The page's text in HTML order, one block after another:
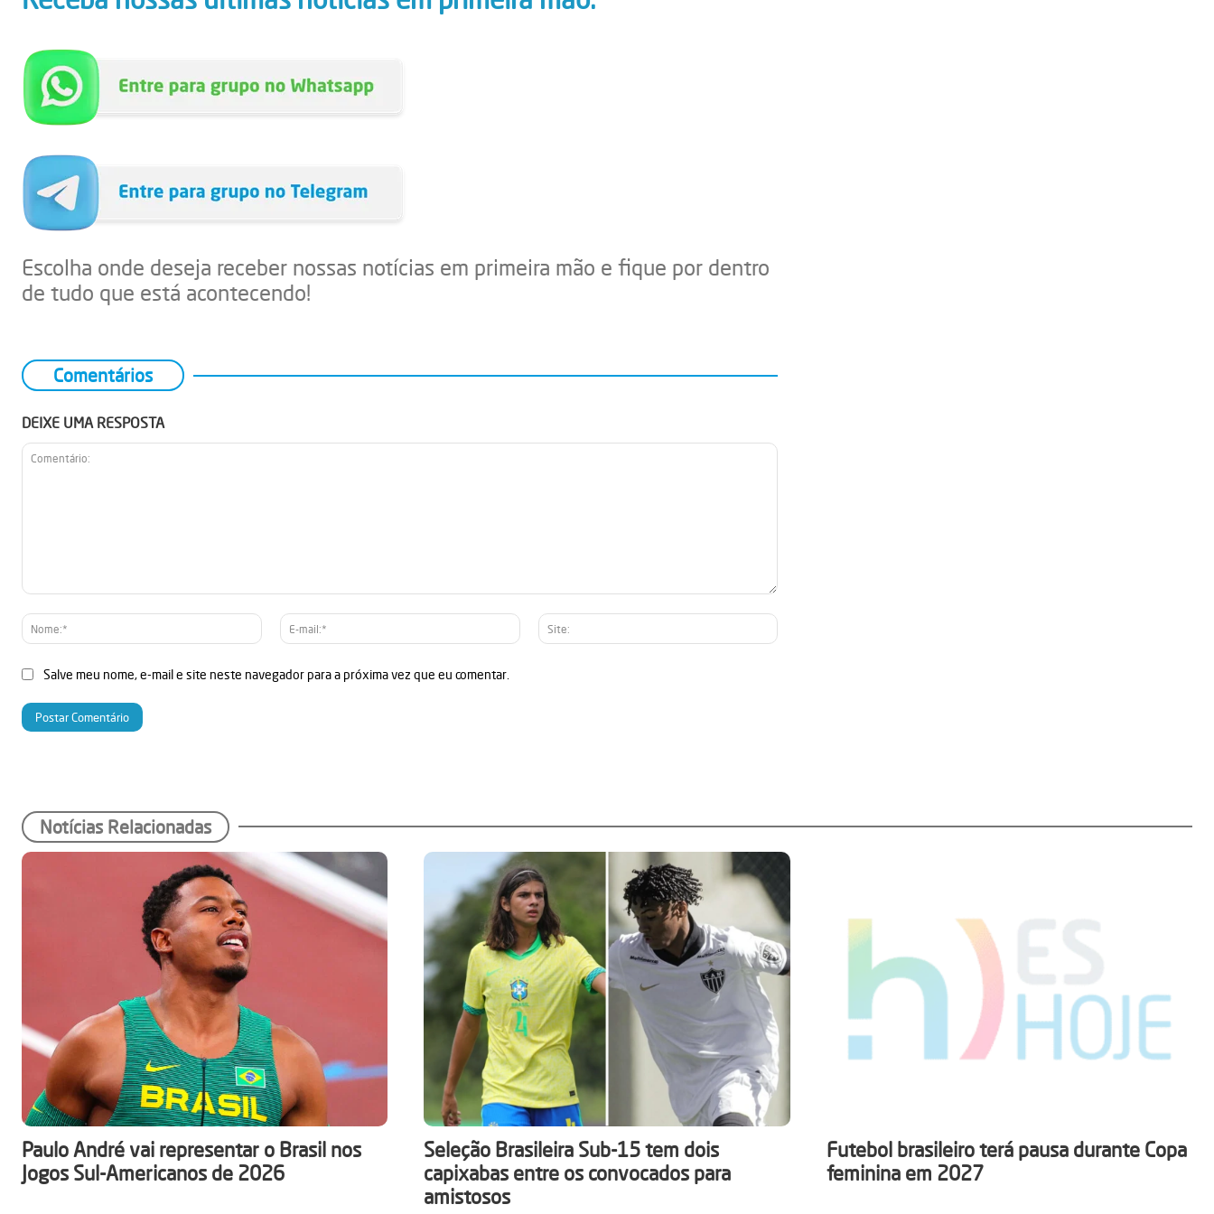
Escolha onde deseja receber nossas notícias em primeira mão e fique por dentro
de tudo que está acontecendo!
Comentários
DEIXE UMA RESPOSTA
Nome:*
E-
mail:*
Site:
Salve meu nome, e-mail e site neste navegador para a próxima vez que eu comentar.
Notícias Relacionadas
Paulo André vai representar o Brasil nos
Jogos Sul-Americanos de 2026
Seleção Brasileira Sub-15 tem dois
capixabas entre os convocados para
amistosos
Futebol brasileiro terá pausa durante Copa
feminina em 2027